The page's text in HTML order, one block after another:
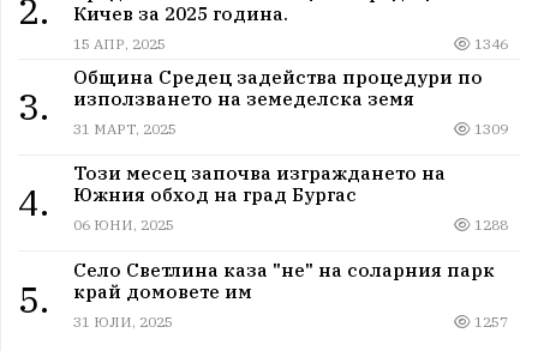
2.
Кичев за 2025 година.
15 АПР, 2025 1346
3.
Община Средец задейства процедури по
използването на земеделска земя
31 МАРТ, 2025 1309
4.
Този месец започва изграждането на
Южния обход на град Бургас
06 ЮНИ, 2025 1288
5.
Село Светлина каза "не" на соларния парк
край домовете им
31 ЮЛИ, 2025 1257